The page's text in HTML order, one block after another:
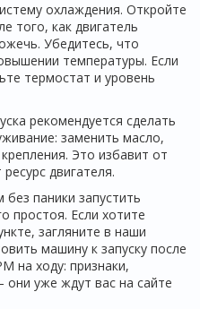
охлаждения. Откройте
того, как двигатель
Убедитесь, что
температуры. Если
термостат и уровень
рекомендуется сделать
заменить масло,
Это избавит от
двигателя.
паники запустить
простоя. Если хотите
загляните в наши
машину к запуску после
на ходу: признаки,
они уже ждут вас на сайте